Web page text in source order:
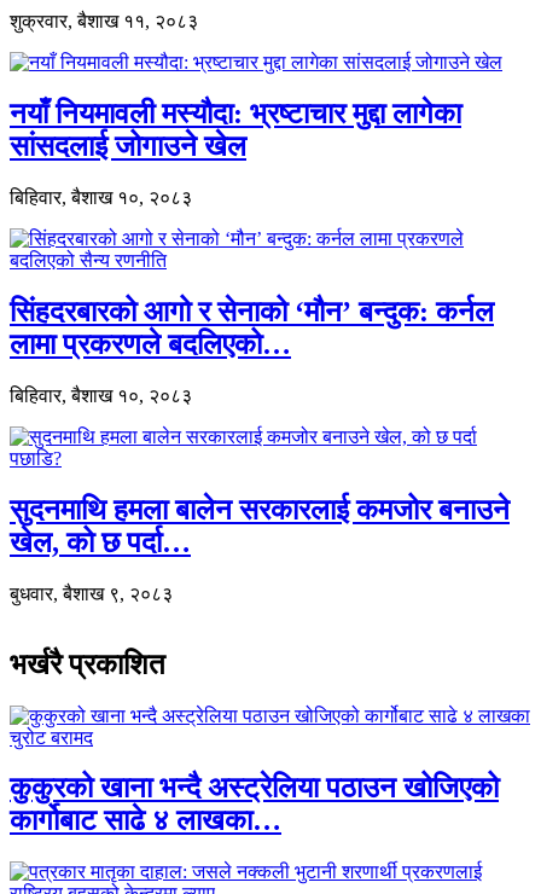
शुक्रवार, बैशाख ११, २०८३
नयाँ नियमावली मस्यौदा: भ्रष्टाचार मुद्दा लागेका
सांसदलाई जोगाउने खेल
बिहिवार, बैशाख १०, २०८३
सिंहदरबारको आगो र सेनाको ‘मौन’ बन्दुक: कर्नल
लामा प्रकरणले बदलिएको…
बिहिवार, बैशाख १०, २०८३
सुदनमाथि हमला बालेन सरकारलाई कमजोर बनाउने
खेल, को छ पर्दा…
बुधवार, बैशाख ९, २०८३
भर्खरै प्रकाशित
कुकुरको खाना भन्दै अस्ट्रेलिया पठाउन खोजिएको
कार्गोबाट साढे ४ लाखका…